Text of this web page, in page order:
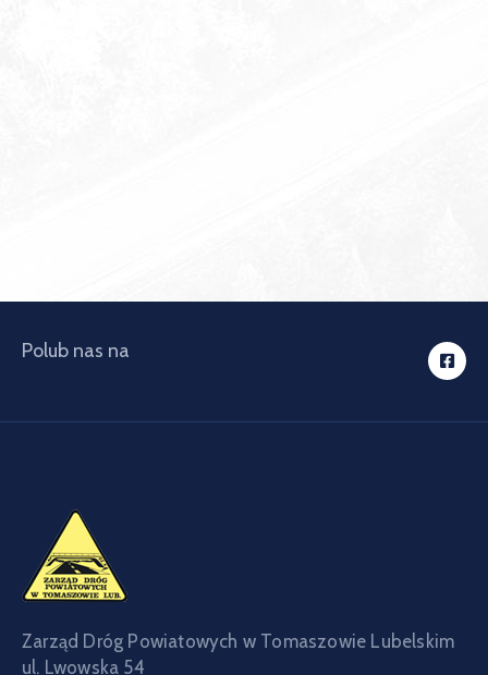
Polub nas na
Zarząd Dróg Powiatowych w Tomaszowie Lubelskim
ul. Lwowska 54